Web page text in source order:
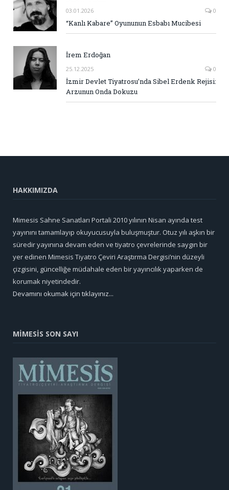
03.01.2026 0
“Kanlı Kabare” Oyununun Esbabı Mucibesi
İrem Erdoğan
25.12.2025 0
İzmir Devlet Tiyatrosu’nda Sibel Erdenk Rejisi:
Arzunun Onda Dokuzu
HAKKIMIZDA
Mimesis Sahne Sanatları Portali 2010 yılının Nisan ayında test
yayınını tamamlayıp okuyucusuyla buluşmuştur. Otuz yılı aşkın bir
süredir yayınına devam eden ve tiyatro çevrelerinde saygın bir
yer edinen Mimesis Tiyatro Çeviri Araştırma Dergisi’nin düzeyli
çizgisini, güncelliğe müdahale eden bir yayıncılık yaparken de
korumak niyetindedir.
Devamını okumak için tıklayınız...
MİMESİS SON SAYI